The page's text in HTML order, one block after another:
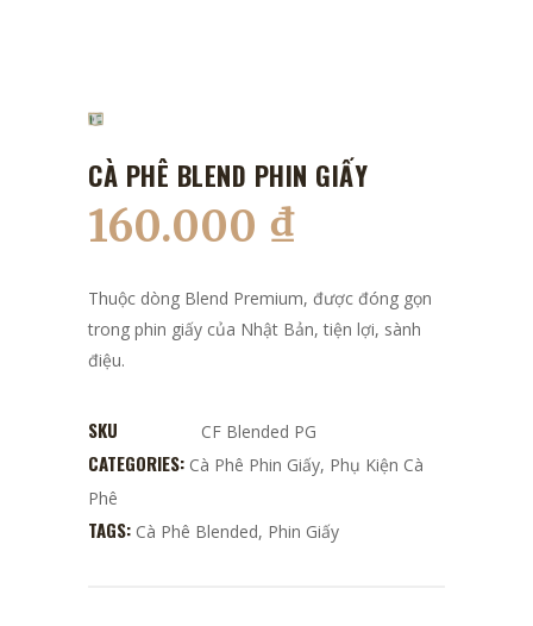
CÀ PHÊ BLEND PHIN GIẤY
160.000 ₫
Thuộc dòng Blend Premium, được đóng gọn
trong phin giấy của Nhật Bản, tiện lợi, sành
điệu.
SKU CF Blended PG
CATEGORIES: Cà Phê Phin Giấy, Phụ Kiện Cà
Phê
TAGS: Cà Phê Blended, Phin Giấy